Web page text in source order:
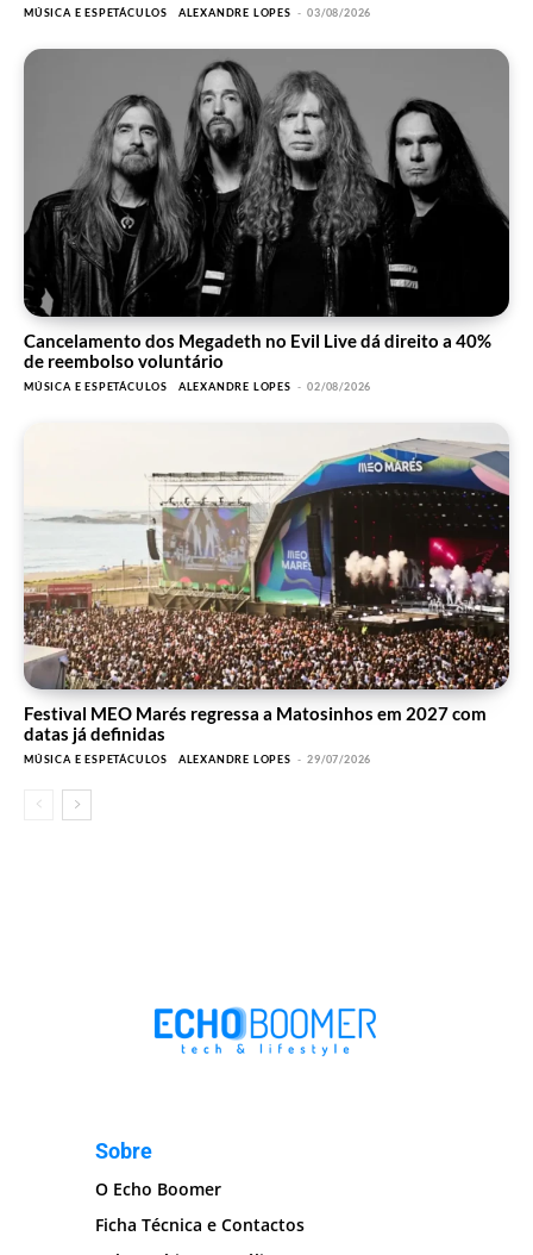
MÚSICA E ESPETÁCULOS ALEXANDRE LOPES - 03/08/2026
Cancelamento dos Megadeth no Evil Live dá direito a 40%
de reembolso voluntário
MÚSICA E ESPETÁCULOS ALEXANDRE LOPES - 02/08/2026
Festival MEO Marés regressa a Matosinhos em 2027 com
datas já definidas
MÚSICA E ESPETÁCULOS ALEXANDRE LOPES - 29/07/2026
Sobre
O Echo Boomer
Ficha Técnica e Contactos